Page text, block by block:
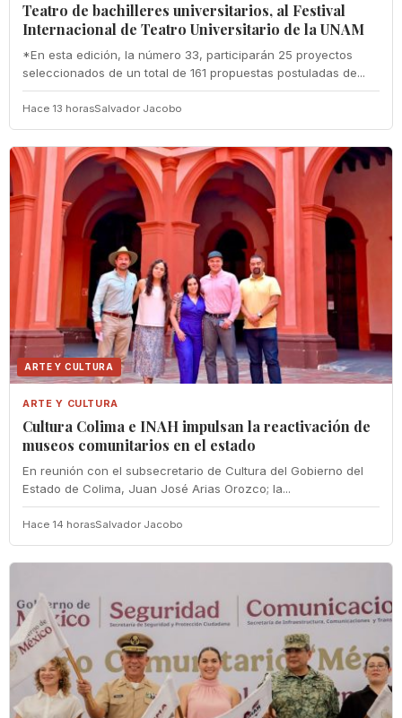
Teatro de bachilleres universitarios, al Festival
Internacional de Teatro Universitario de la UNAM
*En esta edición, la número 33, participarán 25 proyectos
seleccionados de un total de 161 propuestas postuladas de...
Hace 13 horasSalvador Jacobo
ARTE Y CULTURA
ARTE Y CULTURA
Cultura Colima e INAH impulsan la reactivación de
museos comunitarios en el estado
En reunión con el subsecretario de Cultura del Gobierno del
Estado de Colima, Juan José Arias Orozco; la...
Hace 14 horasSalvador Jacobo